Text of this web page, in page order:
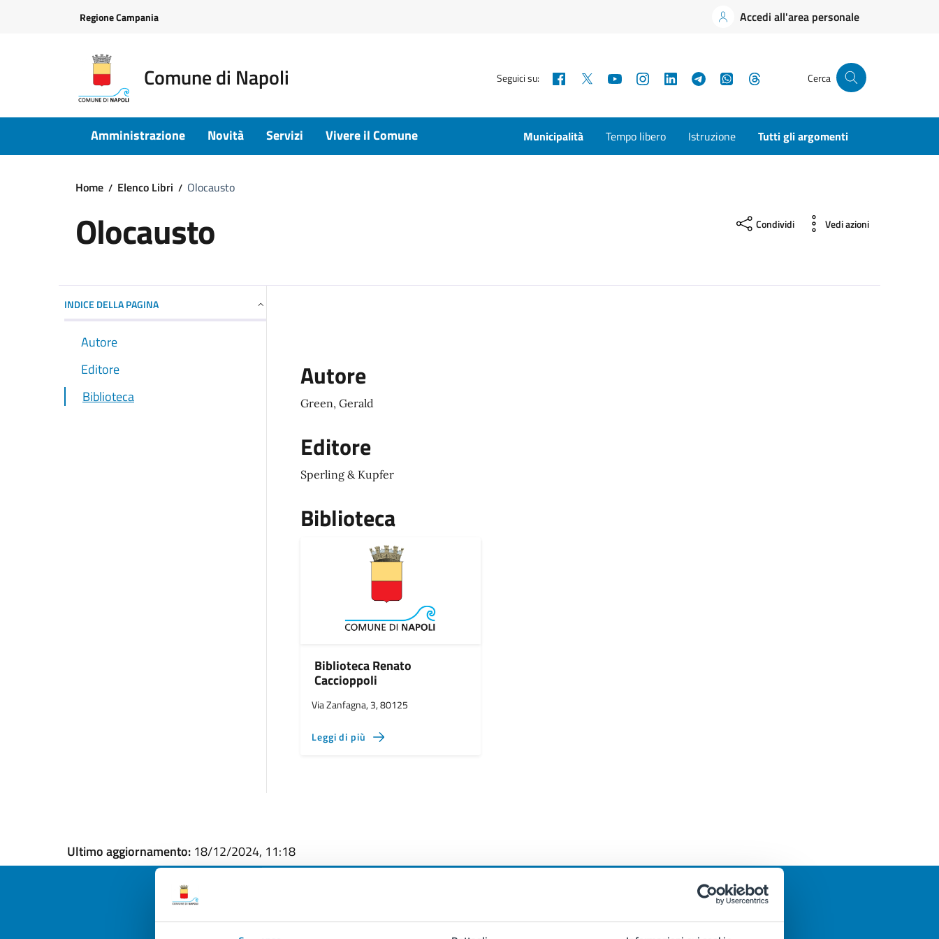
Regione Campania Accedi all'area personale
Comune di Napoli Seguici su: Facebook YouTubeInstagramLinkedInTelegramWhatsApp Cerca
Amministrazione Novità Servizi Vivere il Comune Municipalità Tempo libero Istruzione Tutti gli argomenti
Home Elenco Libri Olocausto
Olocausto Condividi Vedi azioni
INDICE DELLA PAGINA
Autore
Editore
Biblioteca
Autore
Green, Gerald
Editore
Sperling & Kupfer
Biblioteca
Biblioteca Renato
Caccioppoli
Via Zanfagna, 3, 80125
Leggi di più
Ultimo aggiornamento: 18/12/2024, 11:18